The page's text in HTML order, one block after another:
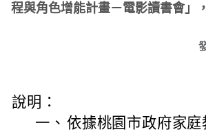
程與角色增能計畫－電影讀書會」
說明：
一、 依據桃園市政府家